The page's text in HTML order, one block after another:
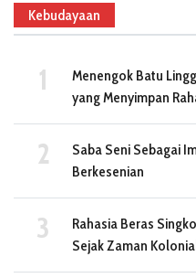
Kebudayaan
Menengok Batu
yang Menyimpan
Saba Seni Sebagai
Berkesenian
Rahasia Beras
Sejak Zaman